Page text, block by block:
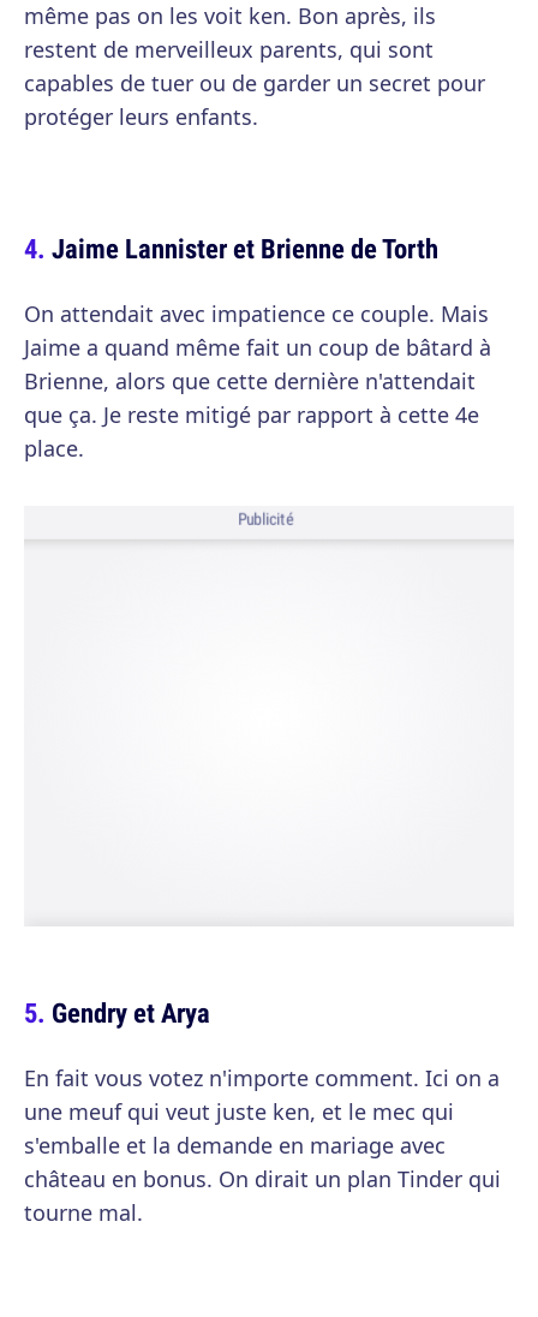
même pas on les voit ken. Bon après, ils
restent de merveilleux parents, qui sont
capables de tuer ou de garder un secret pour
protéger leurs enfants.
Jaime Lannister et Brienne de Torth
On attendait avec impatience ce couple. Mais
Jaime a quand même fait un coup de bâtard à
Brienne, alors que cette dernière n'attendait
que ça. Je reste mitigé par rapport à cette 4e
place.
Publicité
Gendry et Arya
En fait vous votez n'importe comment. Ici on a
une meuf qui veut juste ken, et le mec qui
s'emballe et la demande en mariage avec
château en bonus. On dirait un plan Tinder qui
tourne mal.